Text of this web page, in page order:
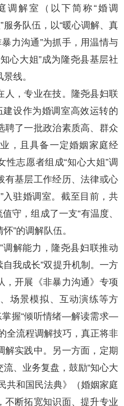
调解室（以下简称“婚调
服务队伍，以“暖心调解、真
力沟通”为抓手，用温情与
心大姐”成为隆尧县基层社
线。
人，专业在技。隆尧县妇联
建设作为婚调室高效运转的
聘了一批政治素质高、群众
，且具备一定婚姻家庭经
性志愿者组成“知心大姐”调
有基层工作经历、法律或心
入驻婚调室。截至目前，共
守，组成了一支“有温度、
”的调解队伍。
调解能力，隆尧县妇联推动
我成长”双提升机制。一方
，开展《非暴力沟通》专项
场景模拟、互动演练等方
掌握“倾听情绪—解读需求—
全流程调解技巧，真正将非
解实践中。另一方面，定期
、业务复盘，鼓励“知心大
共和国民法典》（婚姻家庭
不断拓宽知识面、提升专业